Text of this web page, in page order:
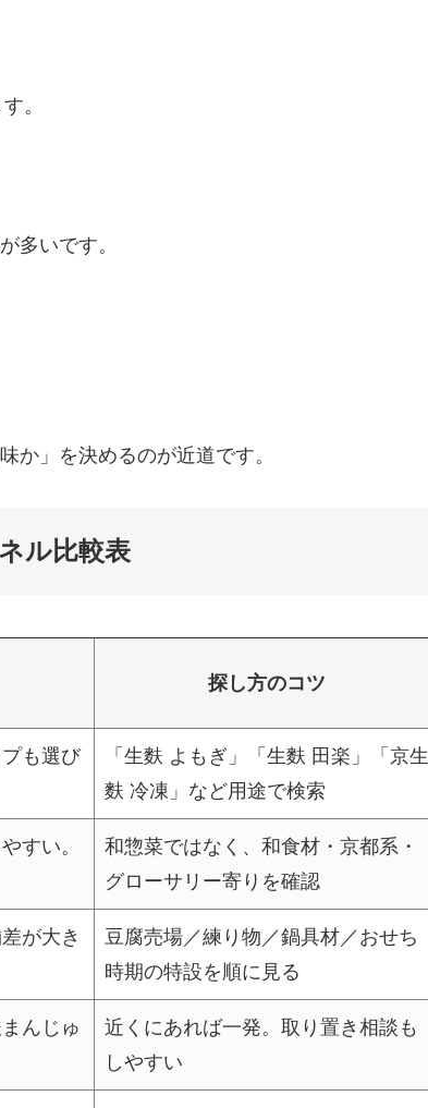
。
多いです。
か」を決めるのが近道です。
ル比較表
探し方のコツ
も選び
「生麩 よもぎ」「生麩 田楽」「京生
麩 冷凍」など用途で検索
すい。
和惣菜ではなく、和食材・京都系・
グローサリー寄りを確認
が大き
豆腐売場／練り物／鍋具材／おせち
時期の特設を順に見る
んじゅ
近くにあれば一発。取り置き相談も
しやすい